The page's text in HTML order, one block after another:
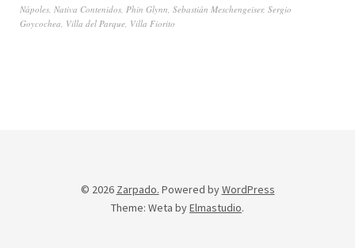
Nápoles, Nativa Contenidos, Phin Glynn, Sebastián Meschengeiser, Sergio
Goycochea, Villa del Parque, Villa Fiorito
© 2026 Zarpado. Powered byWordPress
Theme: Weta byElmastudio.